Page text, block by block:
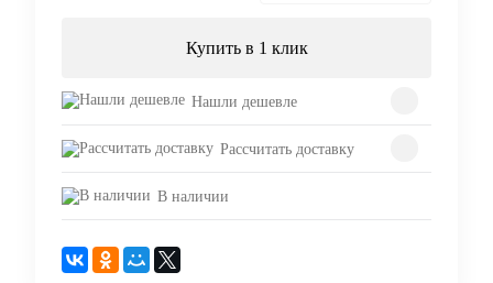
Купить в 1 клик
Нашли дешевле
Рассчитать доставку
В наличии